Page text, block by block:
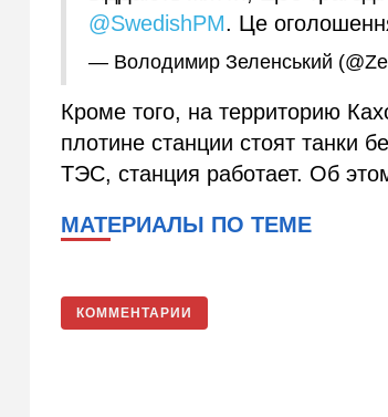
@SwedishPM. Це
— Володимир Зеленський
Кроме того, на территорию
плотине станции стоят танки
ТЭС, станция работает. Об
МАТЕРИАЛЫ ПО ТЕМЕ
КОММЕНТАРИИ